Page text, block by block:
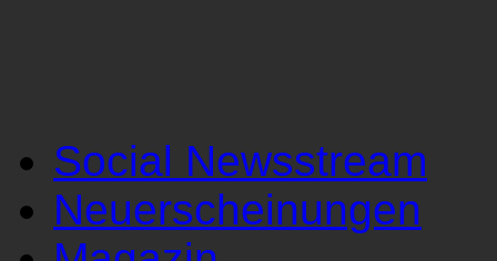
Social Newsstream
Neuerscheinungen